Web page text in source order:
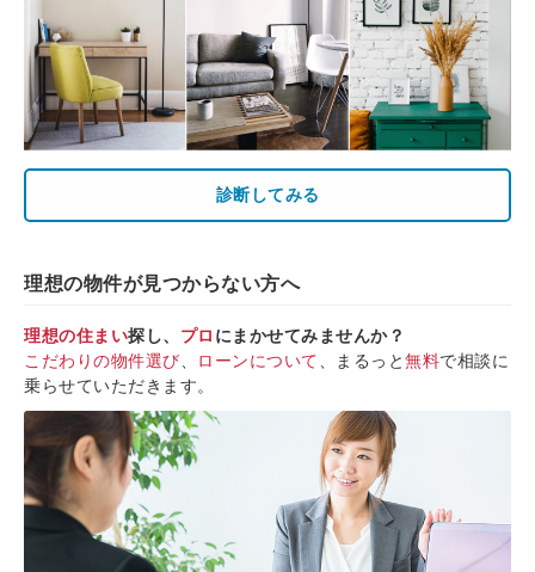
診断してみる
理想の物件が見つからない方へ
理想の住まい探し、 プロ にまかせてみませんか？
こだわりの物件選び
ローンについて 、まるっと無料で相談に
乗らせていただきます。